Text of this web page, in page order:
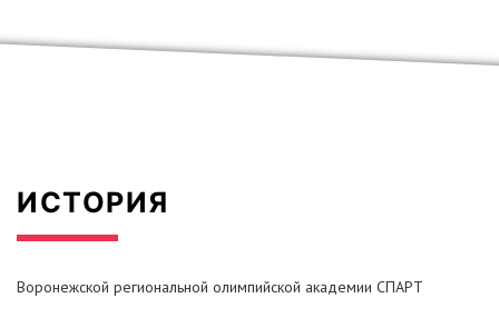
ИСТОРИЯ
Воронежской региональной олимпийской академии СПАРТ